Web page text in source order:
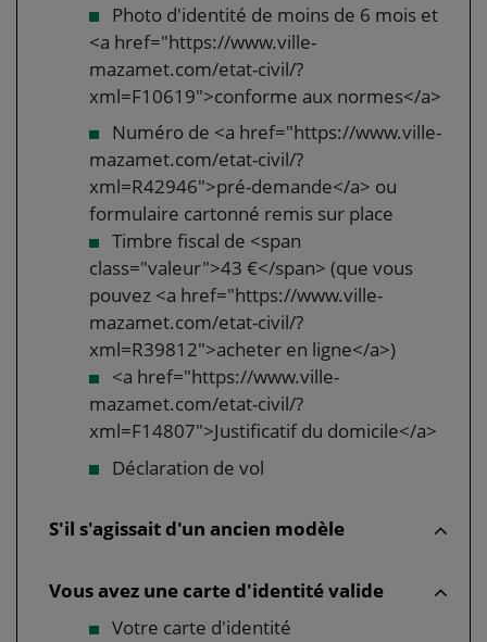
Photo d'identité de moins de 6 mois et
<a href="https://www.ville-
mazamet.com/etat-civil/?
xml=F10619">conforme aux normes</a>
Numéro de <a href="https://www.ville-
mazamet.com/etat-civil/?
xml=R42946">pré-demande</a> ou
formulaire cartonné remis sur place
Timbre fiscal de <span
class="valeur">43 €</span> (que vous
pouvez <a href="https://www.ville-
mazamet.com/etat-civil/?
xml=R39812">acheter en ligne</a>)
<a href="https://www.ville-
mazamet.com/etat-civil/?
xml=F14807">Justificatif du domicile</a>
Déclaration de vol
S'il s'agissait d'un ancien modèle
Vous avez une carte d'identité valide
Votre carte d'identité